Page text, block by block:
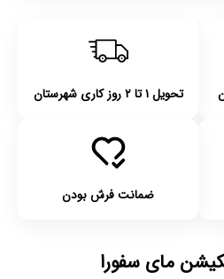
تحویل ۱ تا ۲ روز کاری شهرستان
ضمانت فرش بودن
مای سفورا